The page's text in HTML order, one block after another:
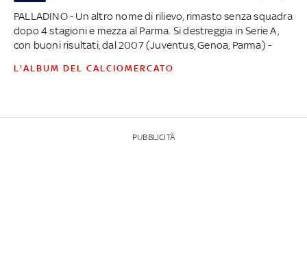
PALLADINO - Un altro nome di rilievo, rimasto senza squadra
dopo 4 stagioni e mezza al Parma. Si destreggia in Serie A,
con buoni risultati, dal 2007 (Juventus, Genoa, Parma) -
L'ALBUM DEL CALCIOMERCATO
PUBBLICITÀ